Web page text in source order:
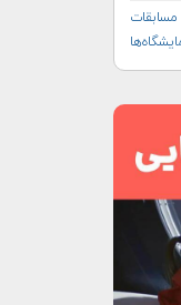
مسابقات